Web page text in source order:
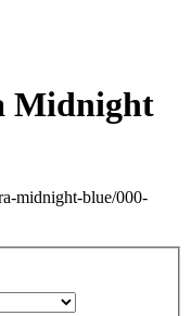
Midnight
midnight-blue/000-